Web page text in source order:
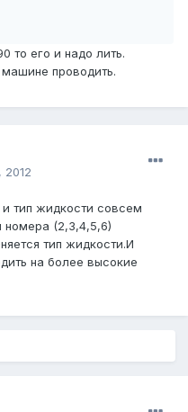
то его и надо лить.
проводить.
2012
и тип жидкости совсем
номера (2,3,4,5,6)
тип жидкости.И
на более высокие